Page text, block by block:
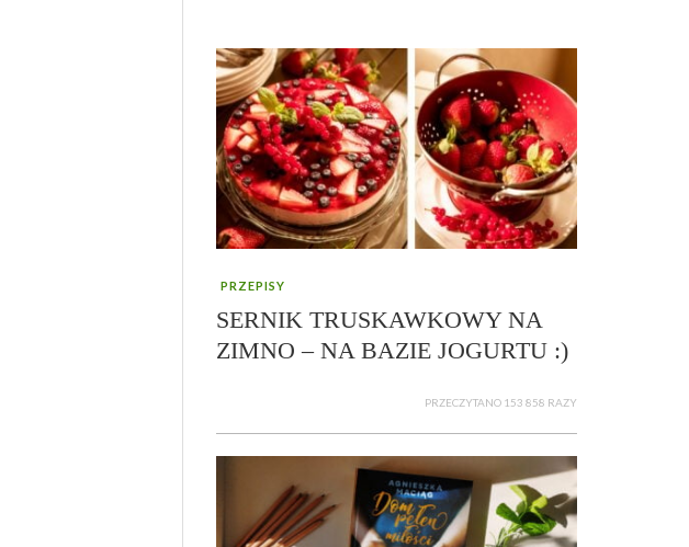
PRZEPISY
SERNIK TRUSKAWKOWY NA
ZIMNO – NA BAZIE JOGURTU :)
PRZECZYTANO 153 858 RAZY